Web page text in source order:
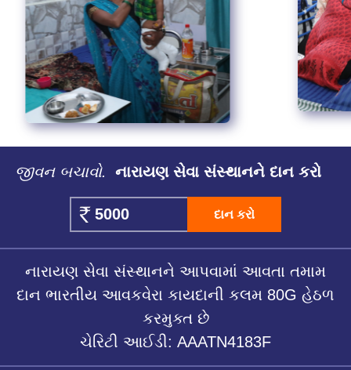
જીવન બચાવો. નારાયણ સેવા સંસ્થાનને દાન કરો
દાન કરો
નારાયણ સેવા સંસ્થાનને આપવામાં આવતા તમામ
દાન ભારતીય આવકવેરા કાયદાની કલમ 80G હેઠળ
કરમુક્ત છે
ચેરિટી આઈડી: AAATN4183F